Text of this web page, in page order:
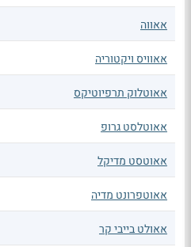
אאווה
אאוויס ויקטוריה
אאוטלוק תרפיוטיקס
אאוטלסט גרופ
אאוטסט מדיקל
אאוטפרונט מדיה
אאולט בייבי קר